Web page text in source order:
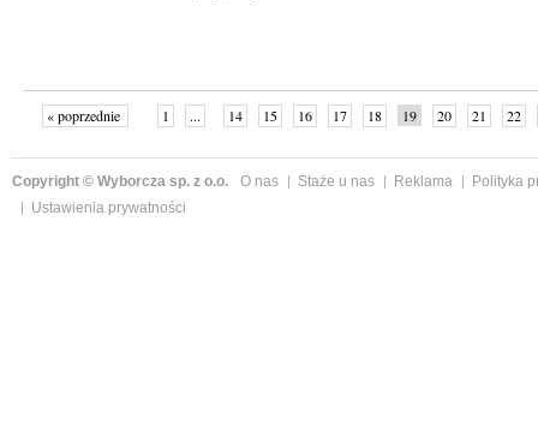
« poprzednie 1 ... 14 15 16 17 18 19 20 21
22
Copyright © Wyborcza sp. z o.o. O nas Staże u nas Reklama
Polityka
Ustawienia prywatności